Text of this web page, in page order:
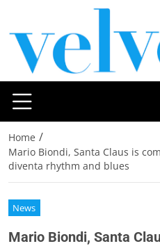
Home /
Mario Biondi, Santa Claus is
diventa rhythm and blues
News
Mario Biondi, Santa